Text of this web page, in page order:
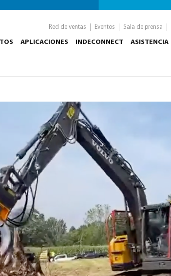
Red de ventas Eventos Sala de prensa
APLICACIONES INDECONNECT ASISTENCIA